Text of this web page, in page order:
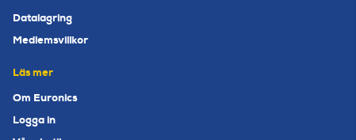
Datalagring
Medlemsvillkor
Läs mer
Om Euronics
Logga in